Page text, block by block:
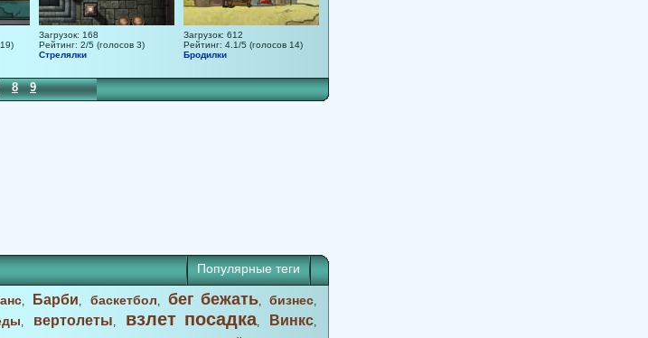
Загрузок: 168
Рейтинг: 2/5 (голосов 3)
Стрелялки
Загрузок: 612
Рейтинг: 4.1/5 (голосов 14)
Бродилки
8 9
Популярные теги
, Барби, баскетбол, бег бежать,бизнес,
, вертолеты, взлет посадка, Винкс,